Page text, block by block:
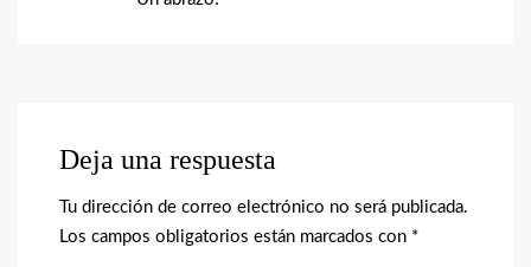
Deja una respuesta
Tu dirección de correo electrónico no será publicada.
Los campos obligatorios están marcados con *